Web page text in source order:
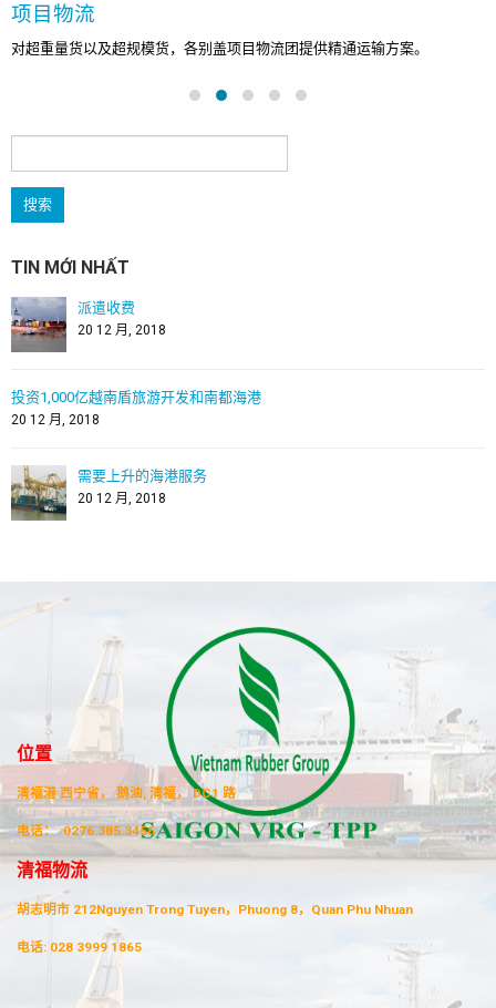
项目物流
对超重量货以及超规模货，各别盖项目物流团提供精通运输方案。
TIN MỚI NHẤT
派遣收费
20 12 月, 2018
投资1,000亿越南盾旅游开发和南都海港
20 12 月, 2018
需要上升的海港服务
20 12 月, 2018
位置
清福港 西宁省， 鹅油, 清福， DC1 路
电话： 0276.385.3456
清福物流
胡志明市 212Nguyen Trong Tuyen，Phuong 8，Quan Phu Nhuan
电话: 028 3999 1865